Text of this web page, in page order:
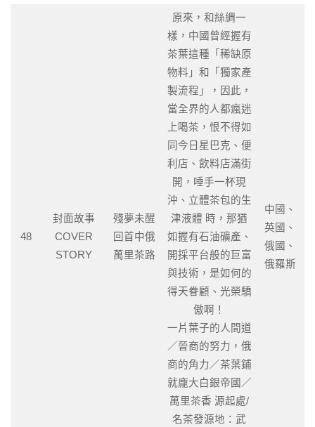
48
封面故事
COVER
STORY
殘夢未醒
回首中俄
萬里茶路
原來，和絲綢一
樣，中國曾經握有
茶葉這種「稀缺原
物料」和「獨家產
製流程」，因此，
當全界的人都瘋迷
上喝茶，恨不得如
同今日星巴克、便
利店、飲料店滿街
開，唾手一杯現
沖、立體茶包的生
津液體 時，那猶
如握有石油礦產、
開採平台般的巨富
與技術，是如何的
得天眷顧、光榮驕
傲啊！
一片葉子的人間道
／晉商的努力，俄
商的角力／茶葉鋪
就龐大白銀帝國／
萬里茶香 源起處/
名茶發源地：武
中國、
英國、
俄國、
俄羅斯